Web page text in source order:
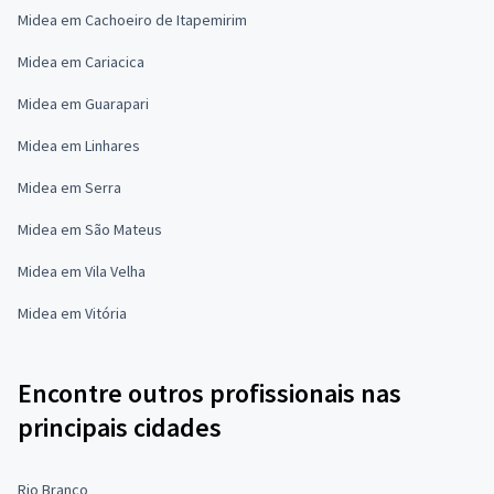
Midea em Cachoeiro de Itapemirim
Midea em Cariacica
Midea em Guarapari
Midea em Linhares
Midea em Serra
Midea em São Mateus
Midea em Vila Velha
Midea em Vitória
Encontre outros profissionais nas
principais cidades
Rio Branco